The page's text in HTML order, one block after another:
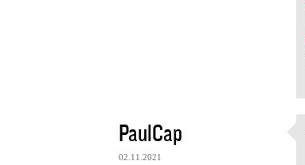
PaulCap
02.11.2021